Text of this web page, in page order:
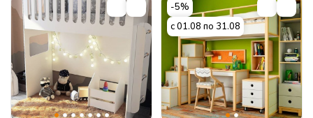
-5%
с 01.08 по 31.08